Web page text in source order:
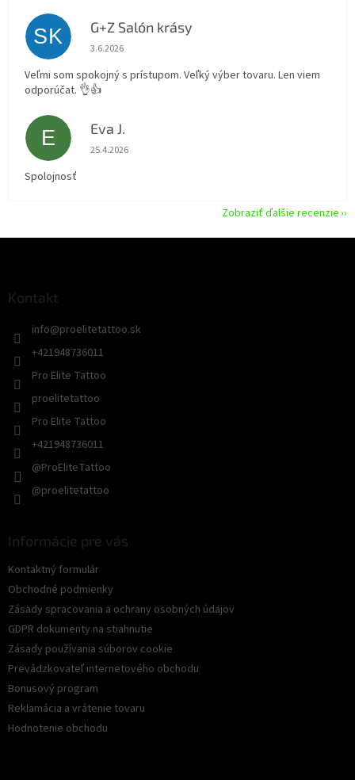
SK G+Z Salón krásy
Hodnotenie obchodu je 5 z 5 hviezdičiek.
3.6.2026
Veľmi som spokojný s prístupom. Veľký výber tovaru. Len viem
odporúčat. 👌👍
E Eva J.
Hodnotenie obchodu je 5 z 5 hviezdičiek.
25.4.2026
Spolojnosť
Zobraziť ďalšie recenzie
Kontakt
info@proelitetattoo.sk
+421948736011
Pro Elite Tattoo
proelitetattoo
Pro Elite Tattoo
+421948736011
@ProEliteTattoo
@proelitetattoo
Informácie pre vás
Kontaktný formulár
Obchodné podmienky
Zásady spracovania a ochrany osobných údajov
GDPR dokumenty na stiahnutie
Zásady používania súborov cookie
Prevádzkovateľ internetového obchodu
Bonusový program
Reklamácia a vrátenie tovaru
Hodnotenie obchodu